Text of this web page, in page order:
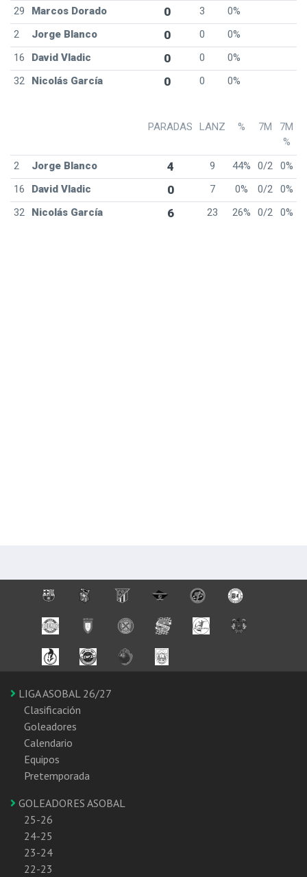
29 Marcos Dorado 0 3
0%
2
Jorge Blanco 0 0
0%
16
David Vladic 0 0
0%
32
Nicolás García 0 0 0%
PARADAS LANZ % 7M
7M
%
2
Jorge Blanco 4 9 44% 0/2
0%
16
David Vladic 0 7 0% 0/2
0%
32
Nicolás García 6 23 26% 0/2 0%
LIGA ASOBAL 26/27
Clasificación
Goleadores
Calendario
Equipos
Pretemporada
GOLEADORES ASOBAL
25-26
24-25
23-24
22-23